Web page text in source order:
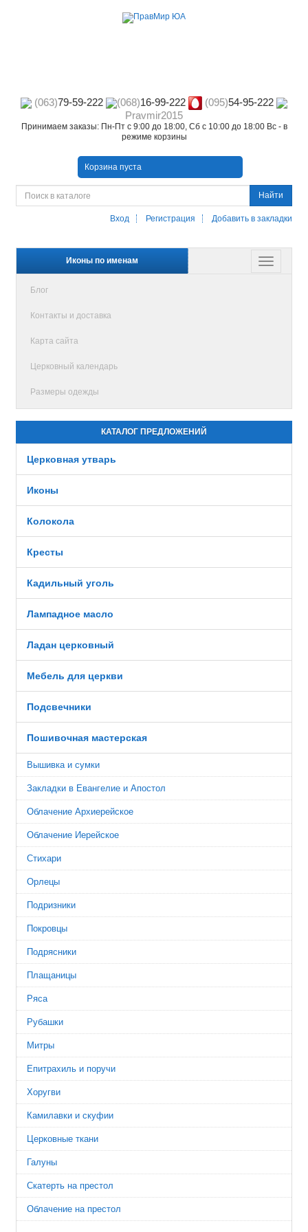
(063)79-59-222 (068)16-99-222 (095)54-95-222
Pravmir2015
Принимаем заказы: Пн-Пт с 9:00 до 18:00, Сб с 10:00 до 18:00 Вс - в
режиме корзины
Корзина пуста
Найти
Вход Регистрация Добавить в закладки
Иконы по именам
Блог
Контакты и доставка
Карта сайта
Церковный календарь
Размеры одежды
КАТАЛОГ ПРЕДЛОЖЕНИЙ
Церковная утварь
Иконы
Колокола
Кресты
Кадильный уголь
Лампадное масло
Ладан церковный
Мебель для церкви
Подсвечники
Пошивочная мастерская
Вышивка и сумки
Закладки в Евангелие и Апостол
Облачение Архиерейское
Облачение Иерейское
Стихари
Орлецы
Подризники
Покровцы
Подрясники
Плащаницы
Ряса
Рубашки
Митры
Епитрахиль и поручи
Хоругви
Камилавки и скуфии
Церковные ткани
Галуны
Скатерть на престол
Облачение на престол